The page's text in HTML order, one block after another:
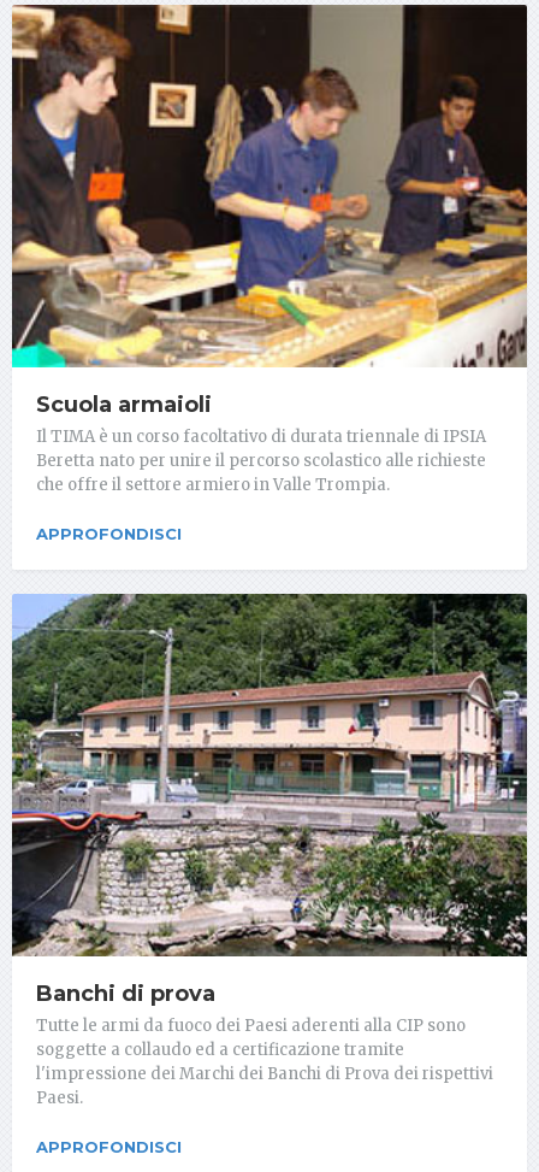
Scuola armaioli
Il TIMA è un corso facoltativo di durata triennale di IPSIA
Beretta nato per unire il percorso scolastico alle richieste
che offre il settore armiero in Valle Trompia.
APPROFONDISCI
Banchi di prova
Tutte le armi da fuoco dei Paesi aderenti alla CIP sono
soggette a collaudo ed a certificazione tramite
l'impressione dei Marchi dei Banchi di Prova dei rispettivi
Paesi.
APPROFONDISCI